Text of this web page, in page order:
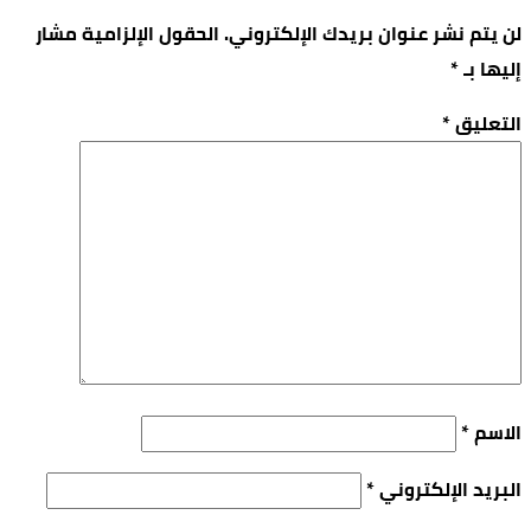
لن يتم نشر عنوان بريدك الإلكتروني.الحقول الإلزامية مشار
إليها بـ*
التعليق*
الاسم*
البريد الإلكتروني*